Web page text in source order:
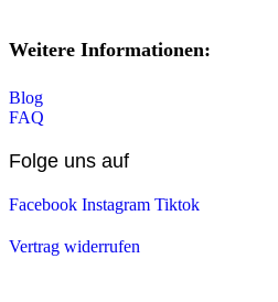
Weitere Informationen:
Blog
FAQ
Folge uns auf
Facebook Instagram Tiktok
Vertrag widerrufen